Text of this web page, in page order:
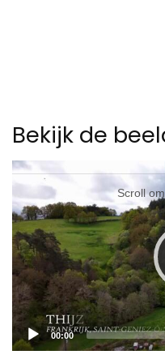
Bekijk de
Video
Player
Scroll
Current
time
00:00